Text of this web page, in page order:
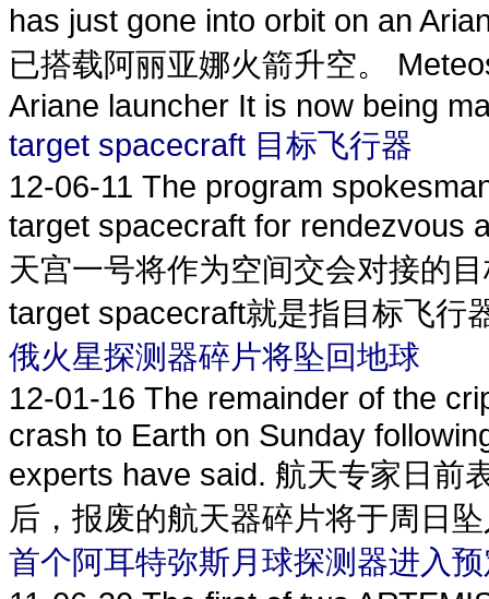
has just gone into orbit on an
已搭载阿丽亚娜火箭升空。
Ariane launcher It is now being
target spacecraft 目标飞行器
12-06-11 The program
target spacecraft for rendezvous
天宫一号将作为空间交会对接的
target spacecraft就是指目标飞行
俄火星探测器碎片将坠回地球
12-01-16 The remainder of the
crash to Earth on Sunday
experts have said. 航天专家日前
后，报废的航天器碎片将于周日
首个阿耳特弥斯月球探测器进入